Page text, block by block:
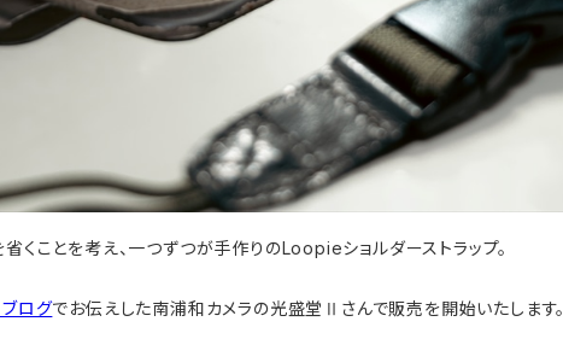
くことを考え、一つずつが手作りのLoopieショルダーストラップ。
ログでお伝えした南浦和カメラの光盛堂Ⅱさんで販売を開始いたします。